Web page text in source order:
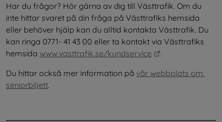
Har du frågor? Hör gärna av dig till Västtrafik. Om du
inte hittar svaret på din fråga på Västtrafiks hemsida
eller behöver hjälp kan du alltid kontakta Västtrafik. Du
kan ringa 0771- 41 43 00 eller ta kontakt via Västtrafiks
hemsida www.vasttrafik.se/kundservice Länk till annan
.
Du hittar också mer information på vår webbplats om
seniorbiljett.